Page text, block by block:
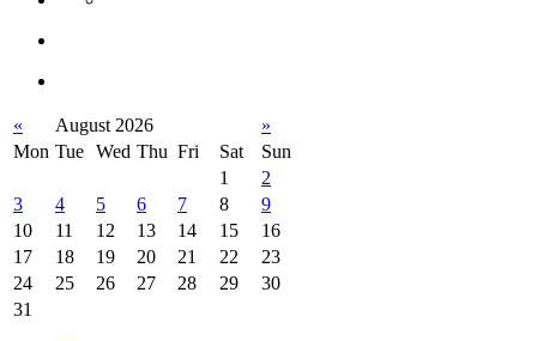
« August 2026
»
Mon Tue Wed Thu Fri Sat
Sun
1
2
3
4 5 6 7 8
9
10
11 12 13 14 15
16
17
18 19 20 21 22
23
24
25 26 27 28 29
30
31